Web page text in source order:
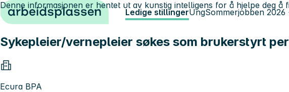
Hopp til innhold Ledige stillingerUngSommerjobben 2026
Sykepleier/vernepleier søkes som brukerstyrt
Ecura BPA
Denne informasjonen er hentet ut av kunstig intelligens for å hjelpe deg